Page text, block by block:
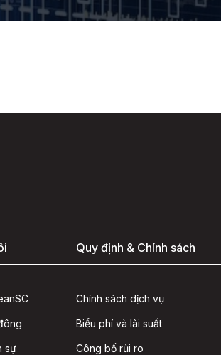
sự
Quy định & Chính sách
Chính sách dịch vụ
Biểu phí và lãi suất
Công bố rủi ro